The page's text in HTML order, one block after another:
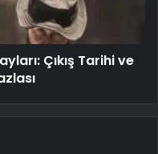
Çıkış Tarihi ve